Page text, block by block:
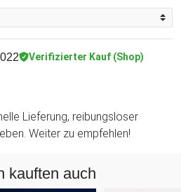
Verifizierter Kauf (Shop)
Lieferung, reibungsloser
Weiter zu empfehlen!
kauften auch